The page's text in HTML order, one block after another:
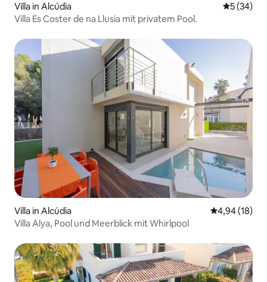
Villa in Alcúdia
5 (34)
Villa Es Coster de na Llusia mit privatem Pool.
Villa in Alcúdia
4,94 (18)
Villa Alya, Pool und Meerblick mit Whirlpool